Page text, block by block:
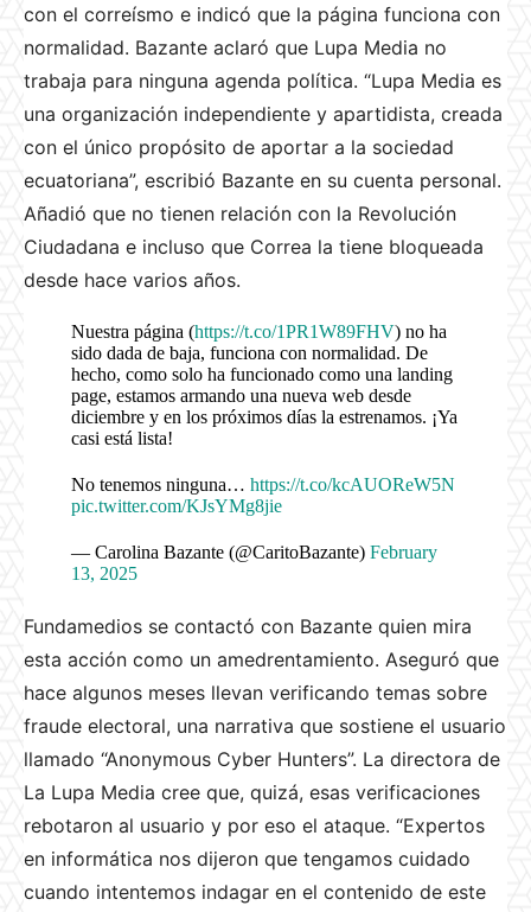
con el correísmo e indicó que la página funciona con
normalidad. Bazante aclaró que Lupa Media no
trabaja para ninguna agenda política. “Lupa Media es
una organización independiente y apartidista, creada
con el único propósito de aportar a la sociedad
ecuatoriana”, escribió Bazante en su cuenta personal.
Añadió que no tienen relación con la Revolución
Ciudadana e incluso que Correa la tiene bloqueada
desde hace varios años.
Nuestra página (https://t.co/1PR1W89FHV) no ha
sido dada de baja, funciona con normalidad. De
hecho, como solo ha funcionado como una landing
page, estamos armando una nueva web desde
diciembre y en los próximos días la estrenamos. ¡Ya
casi está lista!
No tenemos ninguna… https://t.co/kcAUOReW5N
pic.twitter.com/KJsYMg8jie
— Carolina Bazante (@CaritoBazante) February
13, 2025
Fundamedios se contactó con Bazante quien mira
esta acción como un amedrentamiento. Aseguró que
hace algunos meses llevan verificando temas sobre
fraude electoral, una narrativa que sostiene el usuario
llamado “Anonymous Cyber Hunters”. La directora de
La Lupa Media cree que, quizá, esas verificaciones
rebotaron al usuario y por eso el ataque. “Expertos
en informática nos dijeron que tengamos cuidado
cuando intentemos indagar en el contenido de este